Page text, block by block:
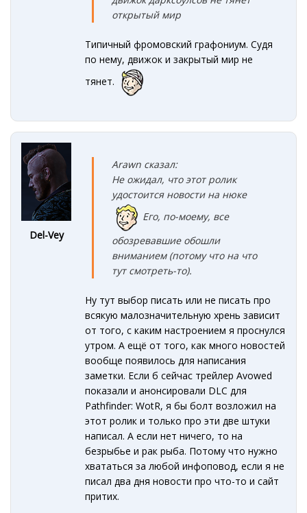
открытый мир
Типичный фромовский графониум. Судя
по нему, движок и закрытый мир не
тянет.
Del-Vey
Arawn сказал:
Не ожидал, что этот ролик
удостоится новости на нюке
Его, по-моему, все
обозревавшие обошли
вниманием (потому что на что
тут смотреть-то).
Ну тут выбор писать или не писать про
всякую малозначительную хрень зависит
от того, с каким настроением я проснулся
утром. А ещё от того, как много новостей
вообще появилось для написания
заметки. Если б сейчас трейлер Avowed
показали и анонсировали DLC для
Pathfinder: WotR, я бы болт возложил на
этот ролик и только про эти две штуки
написал. А если нет ничего, то на
безрыбье и рак рыба. Потому что нужно
хвататься за любой инфоповод, если я не
писал два дня новости про что-то и сайт
притих.